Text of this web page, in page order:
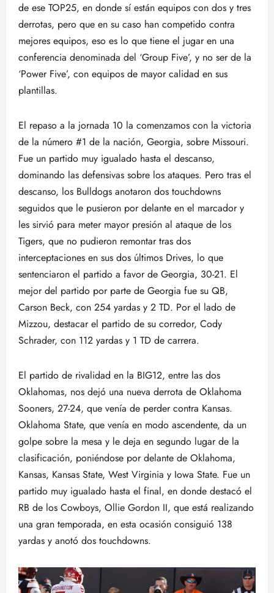
de ese TOP25, en donde sí están equipos con dos y tres
derrotas, pero que en su caso han competido contra
mejores equipos, eso es lo que tiene el jugar en una
conferencia denominada del ‘Group Five’, y no ser de la
‘Power Five’, con equipos de mayor calidad en sus
plantillas.
El repaso a la jornada 10 la comenzamos con la victoria
de la número #1 de la nación, Georgia, sobre Missouri.
Fue un partido muy igualado hasta el descanso,
dominando las defensivas sobre los ataques. Pero tras el
descanso, los Bulldogs anotaron dos touchdowns
seguidos que le pusieron por delante en el marcador y
les sirvió para meter mayor presión al ataque de los
Tigers, que no pudieron remontar tras dos
interceptaciones en sus dos últimos Drives, lo que
sentenciaron el partido a favor de Georgia, 30-21. El
mejor del partido por parte de Georgia fue su QB,
Carson Beck, con 254 yardas y 2 TD. Por el lado de
Mizzou, destacar el partido de su corredor, Cody
Schrader, con 112 yardas y 1 TD de carrera.
El partido de rivalidad en la BIG12, entre las dos
Oklahomas, nos dejó una nueva derrota de Oklahoma
Sooners, 27-24, que venía de perder contra Kansas.
Oklahoma State, que venía en modo ascendente, da un
golpe sobre la mesa y le deja en segundo lugar de la
clasificación, poniéndose por delante de Oklahoma,
Kansas, Kansas State, West Virginia y Iowa State. Fue un
partido muy igualado hasta el final, en donde destacó el
RB de los Cowboys, Ollie Gordon II, que está realizando
una gran temporada, en esta ocasión consiguió 138
yardas y anotó dos touchdowns.